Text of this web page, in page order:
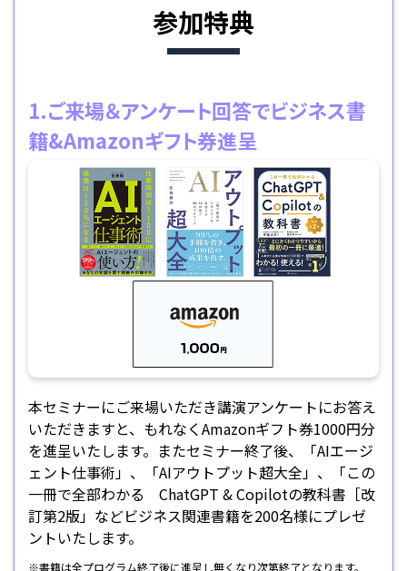
参加特典
1.ご来場＆アンケート回答でビジネス書
籍&Amazonギフト券進呈
本セミナーにご来場いただき講演アンケートにお答え
いただきますと、もれなくAmazonギフト券1000円分
を進呈いたします。またセミナー終了後、「AIエージ
ェント仕事術」、「AIアウトプット超大全」、「この
一冊で全部わかる ChatGPT & Copilotの教科書［改
訂第2版」などビジネス関連書籍を200名様にプレゼ
ントいたします。
※書籍は全プログラム終了後に進呈し無くなり次第終了となります。